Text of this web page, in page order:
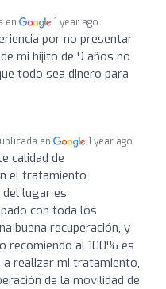
en 1 year ago
por no presentar
mi hijito de 9 años no
todo sea dinero para
en 1 year ago
calidad de
el tratamiento
lugar es
con toda los
buena recuperación, y
recomiendo al 100% es
realizar mi tratamiento,
de la movilidad de